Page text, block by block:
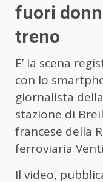
fuori
treno
E’ la scena
con lo
giornalista
stazione di
francese della
ferroviaria
Il video,